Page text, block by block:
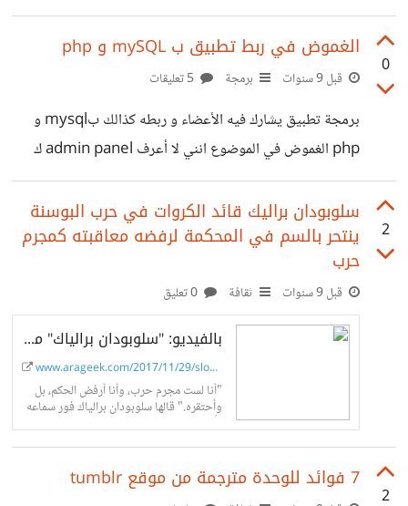
المطلوب و المستقل بدوره يطمح لبناء تجربة و خبرة نظراً لما
يوفره العمل الجماعي من ايجابيه على معدل الانتاجية فمالذي
يجعل مسؤول الموارد البشرية تفتح شهيته لتشغيل المستقل و
اختياره عن بقية المستقليين بخلاصة ما الذي يجب توفره في
المستقل كي يتم اخياره من بين الاف المتقدميين للعمل
0
الغموض في ربط تطبيق ب mySQL و php
قبل 9 سنوات برمجة
برمجة تطبيق يشارك فيه الأعضاء و ربطه كذالك بmysql و
php الغموض في الموضوع انني لا أعرف admin panel ك
وورد بريس خاصة بالتطبيقات المرجو الافادة في أقرب وقت
2
سلوبودان براليك قائد الكروات في حرب البوسنة
ينتحر بالسم في المحكمة لرفضه معاقبته كمجرم
حرب
قبل 9 سنوات ثقافة
بالفيديو: "سلوبودان برالياك" مجرم حرب البوسنة ينتحر بالسم داخل قاعة المحكمة
www.arageek.com/2017/11/29/slobo...
"أنا لست مجرم حرب، وأنا أرفض الحكم، بل
وأحتقره." قالها سلوبودان برالياك فور سماعه
2
7 فوائد للوحدة مترجمة من موقع tumblr